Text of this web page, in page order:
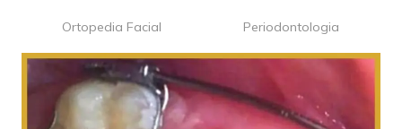
Ortopedia Facial Periodontologia